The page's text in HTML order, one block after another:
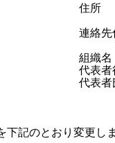
住所
連絡先
組織名
代表者
代表
記のとおり変更しま